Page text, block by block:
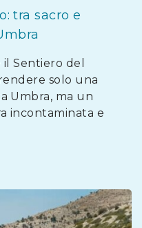
tra sacro e
Sentiero del
solo una
Umbra, ma un
incontaminata e